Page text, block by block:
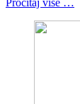
Pročitaj više …